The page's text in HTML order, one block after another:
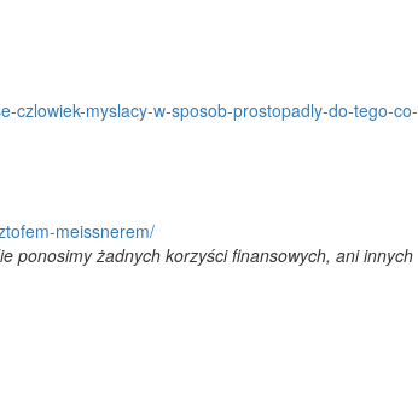
czlowiek-myslacy-w-sposob-prostopadly-do-tego-co-
meissnerem/
ponosimy żadnych korzyści finansowych, ani innych